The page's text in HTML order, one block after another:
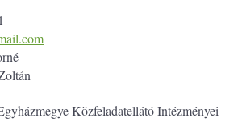
Közfeladatellátó Intézményei